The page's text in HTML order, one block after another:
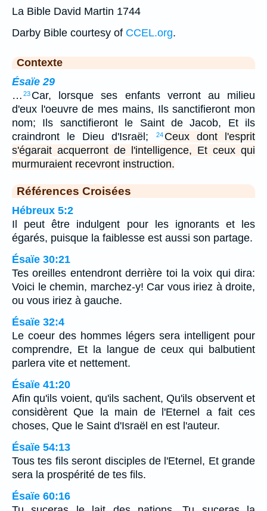
La Bible David Martin 1744
Darby Bible courtesy of CCEL.org.
Contexte
Ésaïe 29
… 23 Car, lorsque ses enfants verront au milieu
d'eux l'oeuvre de mes mains, Ils sanctifieront mon
nom; Ils sanctifieront le Saint de Jacob, Et ils
craindront le Dieu d'Israël;
24 Ceux dont l'esprit
s'égarait acquerront de l'intelligence, Et ceux qui
murmuraient recevront instruction.
Références Croisées
Hébreux 5:2
Il peut être indulgent pour les ignorants et les
égarés, puisque la faiblesse est aussi son partage.
Ésaïe 30:21
Tes oreilles entendront derrière toi la voix qui dira:
Voici le chemin, marchez-y! Car vous iriez à droite,
ou vous iriez à gauche.
Ésaïe 32:4
Le coeur des hommes légers sera intelligent pour
comprendre, Et la langue de ceux qui balbutient
parlera vite et nettement.
Ésaïe 41:20
Afin qu'ils voient, qu'ils sachent, Qu'ils observent et
considèrent Que la main de l'Eternel a fait ces
choses, Que le Saint d'Israël en est l'auteur.
Ésaïe 54:13
Tous tes fils seront disciples de l'Eternel, Et grande
sera la prospérité de tes fils.
Ésaïe 60:16